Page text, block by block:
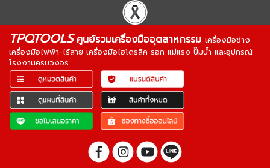
TPQTOOLSศูนย์รวมเครื่องมืออุตสาหกรรม เครื่องมือช่าง
เครื่องมือไฟฟ้า-ไร้สาย เครื่องมือไฮโดรลิค รอก แม่แรง ปั๊มน้ำ และอุปกรณ์
โรงงานครบวงจร